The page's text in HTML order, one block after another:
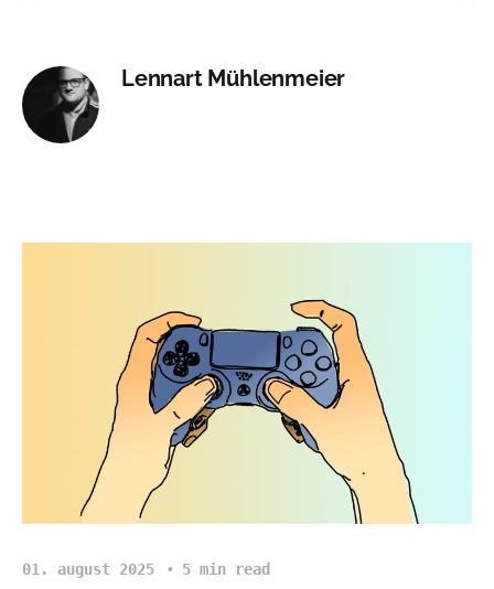
Lennart Mühlenmeier
01. august 2025 5 min read